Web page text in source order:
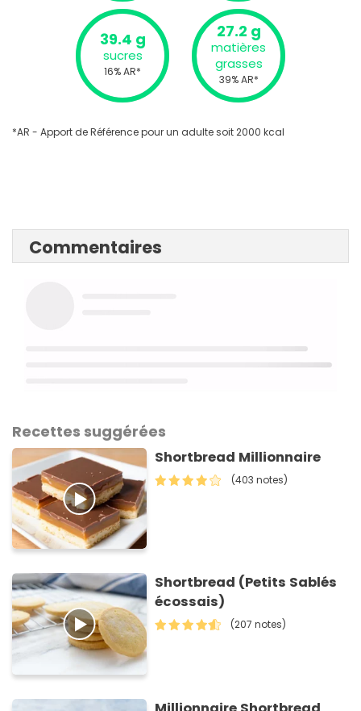
39.4 g
sucres
16% AR*
27.2 g
matières
grasses
39% AR*
*AR - Apport de Référence pour un adulte soit 2000 kcal
Commentaires
Recettes suggérées
Shortbread Millionnaire
(403 notes)
Shortbread (Petits Sablés
écossais)
(207 notes)